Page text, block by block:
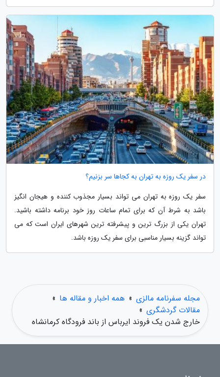
در سفر یک روزه به تهران به کجاها سر بزنیم؟
سفر یک روزه به تهران می تواند بسیار مجذوب کننده و هیجان انگیز
باشد به شرط آن که برای تمام ساعات روز خود برنامه داشته باشید.
تهران یکی از بزرگ ترین و پیشرفته ترین شهرهای ایران است که می
تواند گزینه بسیار مناسبی برای سفر یک روزه باشد.
مجله سفرنامه مالزی » همه اخبار و مقاله ها »
مقالات گردشگری »
خارج شدن یک فروند ایرباس از باند فرودگاه کرمانشاه